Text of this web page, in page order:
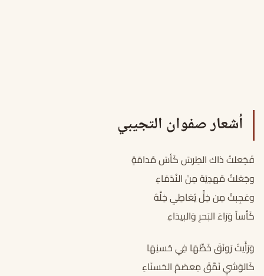
أشعار صفوان التجيبي
فَجَعلتُ ذاك الطِرسَ كَأسَ مُدامَةٍ
وجَعَلتُ مُهدِيَهُ مِنَ النُدَمَاءِ
وعَجِبتُ مِن خِلٍّ يُعَاطِي خِلَّهُ
كَأساً وَرَاءَ البَحرِ وَالبيدَاءِ
وَرَأَيتُ رَونَقَ خَطِّهَا فِي حُسنِهَا
كَالوَشيِ نَمَّقَ مِعصَمَ الحَسنَاءِ